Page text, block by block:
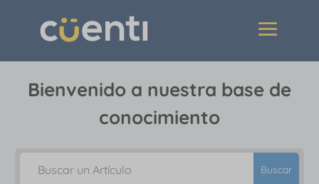
Bienvenido a nuestra base de
conocimiento
Buscar